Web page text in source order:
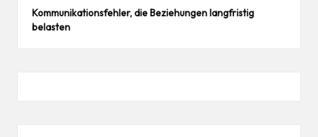
Kommunikationsfehler, die Beziehungen langfristig
belasten